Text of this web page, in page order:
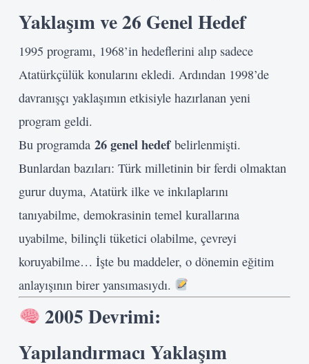
Yaklaşım ve 26 Genel Hedef
1995 programı, 1968’in hedeflerini alıp sadece
Atatürkçülük konularını ekledi. Ardından 1998’de
davranışçı yaklaşımın etkisiyle hazırlanan yeni
program geldi.
Bu programda 26 genel hedefbelirlenmişti.
Bunlardan bazıları: Türk milletinin bir ferdi olmaktan
gurur duyma, Atatürk ilke ve inkılaplarını
tanıyabilme, demokrasinin temel kurallarına
uyabilme, bilinçli tüketici olabilme, çevreyi
koruyabilme… İşte bu maddeler, o dönemin eğitim
anlayışının birer yansımasıydı.
2005 Devrimi:
Yapılandırmacı Yaklaşım